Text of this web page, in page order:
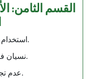
القسم الثامن:
استخدام ضغط ماء عالي جدًا.
نسيان فصل التيار الكهربائي.
عدم تجفيف المكيف جيدًا.